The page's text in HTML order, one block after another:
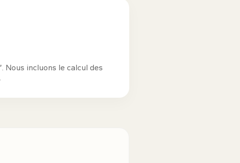
. Nous incluons le calcul des